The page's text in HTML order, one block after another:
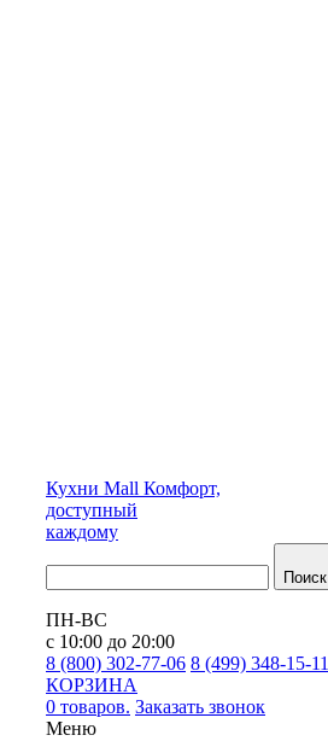
Кухни Mall Комфорт,
доступный
каждому
Поиск
ПН-ВС
с 10:00 до 20:00
8 (800) 302-77-06 8 (499) 348-15-11
КОРЗИНА
0 товаров. Заказать звонок
Меню